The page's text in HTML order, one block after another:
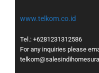
www.telkom.co.id
Tel.: +6281231312586
For any inquiries please